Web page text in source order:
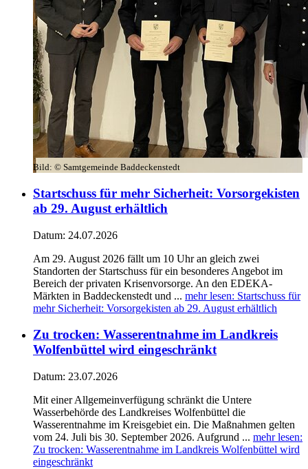
Bild: © Samtgemeinde Baddeckenstedt
Startschuss für mehr Sicherheit: Vorsorgekisten
ab 29. August erhältlich
Datum: 24.07.2026
Am 29. August 2026 fällt um 10 Uhr an gleich zwei
Standorten der Startschuss für ein besonderes Angebot im
Bereich der privaten Krisenvorsorge. An den EDEKA-
Märkten in Baddeckenstedt und ... mehr lesen: Startschuss für
mehr Sicherheit: Vorsorgekisten ab 29. August erhältlich
Zu trocken: Wasserentnahme im Landkreis
Wolfenbüttel wird eingeschränkt
Datum: 23.07.2026
Mit einer Allgemeinverfügung schränkt die Untere
Wasserbehörde des Landkreises Wolfenbüttel die
Wasserentnahme im Kreisgebiet ein. Die Maßnahmen gelten
vom 24. Juli bis 30. September 2026. Aufgrund ... mehr lesen:
Zu trocken: Wasserentnahme im Landkreis Wolfenbüttel wird
eingeschränkt